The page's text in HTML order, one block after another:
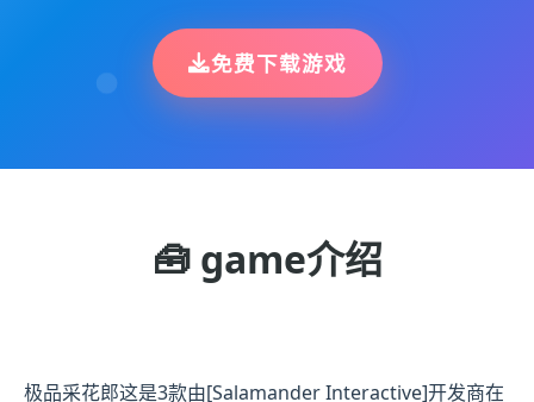
免费下载游戏
🧰 game介绍
极品采花郎这是3款由[Salamander Interactive]开发商在